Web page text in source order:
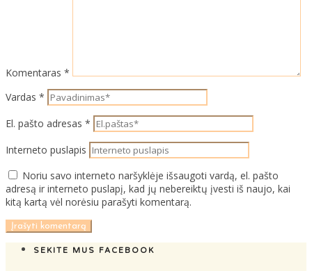
Komentaras *
Vardas *
El. pašto adresas *
Interneto puslapis
Noriu savo interneto naršyklėje išsaugoti vardą, el. pašto
adresą ir interneto puslapį, kad jų nebereiktų įvesti iš naujo, kai
kitą kartą vėl norėsiu parašyti komentarą.
SEKITE MUS FACEBOOK